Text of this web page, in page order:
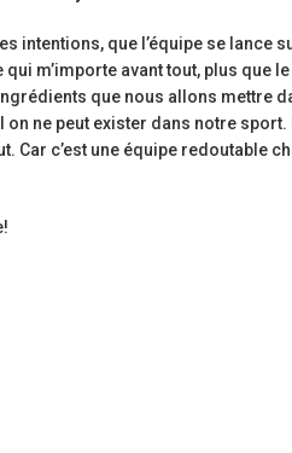
intentions, que l’équipe se lance
qui m’importe avant tout, plus que
que nous allons mettre
ne peut exister dans notre
Car c’est une équipe redoutable